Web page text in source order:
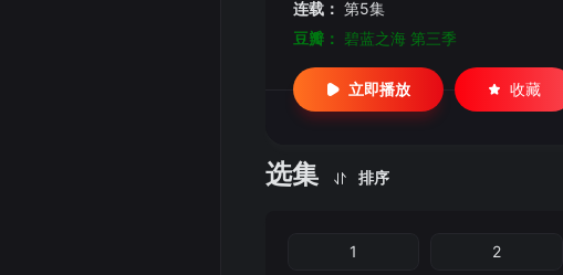
连载： 第5集
豆瓣： 碧蓝之海 第三季
立即播放 收藏
选集 排序
1 2